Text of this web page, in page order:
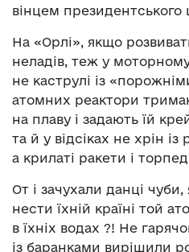
вінцем президентського
На «Орлі», якщо
неладів, теж у моторному
не каструлі із
атомних реактори
на плаву і задають їй
та й у відсіках не хрін
а крилаті ракети і
От і зачухали данці
нести їхній країні той
в їхніх водах ?! Не
із баранками вирішили